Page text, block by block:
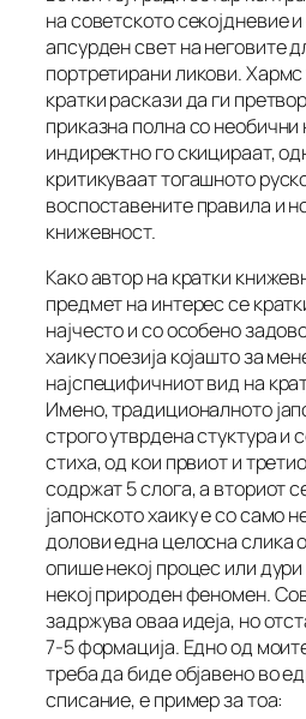
на советското секојдневие
апсурден свет на неговите
портретирани ликови.
кратки раскази да ги
приказна полна со необични
индиректно го скицираат,
критикуваат тогашното
воспоставените правила и
книжевност.
Како автор на кратки
предмет на интерес се
најчесто и со особено
хаику поезија којашто за
најспецифичниот вид на
Имено, традиционалното
строго утврдена стуктура и
стиха, од кои првиот и
содржат 5 слога, а вториот
јапонското хаику е со само
долови една целосна слика
опише некој процес или
некој природен феномен.
задржува оваа идеја, но
7-5 формација. Едно од
треба да биде објавено во
списание, е пример за тоа: